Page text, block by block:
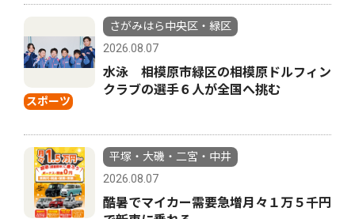
スポーツ
さがみはら中央区・緑区
2026.08.07
水泳 相模原市緑区の相模原ドルフィン
クラブの選手６人が全国へ挑む
平塚・大磯・二宮・中井
2026.08.07
酷暑でマイカー需要急増月々１万５千円